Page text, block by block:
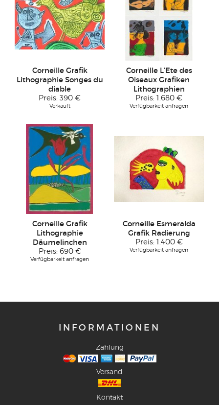
Corneille Grafik
Lithographie Songes du
diable
Preis: 390 €
Verkauft
Corneille L’Ete des
Oiseaux Grafiken
Lithographien
Preis: 1.680 €
Verfügbarkeit anfragen
Corneille Grafik
Lithographie
Däumelinchen
Preis: 690 €
Verfügbarkeit anfragen
Corneille Esmeralda
Grafik Radierung
Preis: 1.400 €
Verfügbarkeit anfragen
INFORMATIONEN
Zahlung
Versand
Kontakt